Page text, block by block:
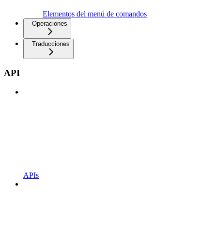
Elementos del menú de comandos
Operaciones
Traducciones
API
APIs